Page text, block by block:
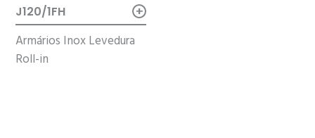
J120/1FH +
Armários Inox Levedura
Roll-in